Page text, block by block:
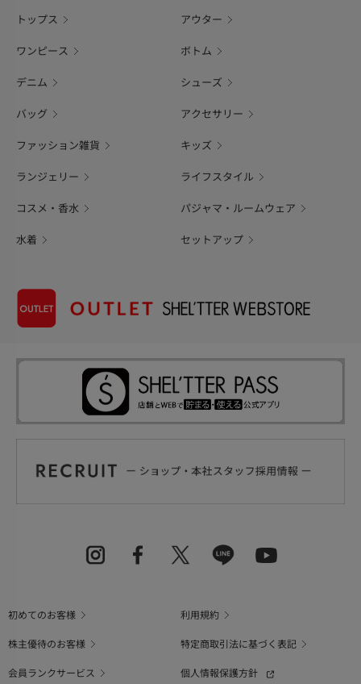
トップス アウター
ワンピース ボトム
デニム シューズ
バッグ アクセサリー
ファッション雑貨 キッズ
ランジェリー ライフスタイル
コスメ・香水 パジャマ・ルームウェア
水着 セットアップ
初めてのお客様
利用規約
株主優待のお客様
特定商取引法に基づく表記
会員ランクサービス
個人情報保護方針